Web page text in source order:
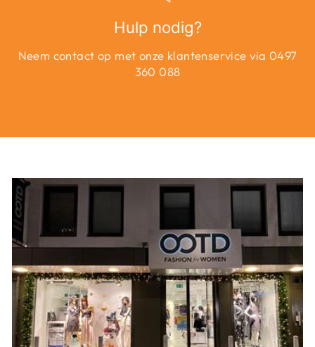
Hulp nodig?
Neem contact op met onze klantenservice via 0497
360 088